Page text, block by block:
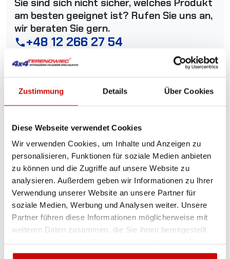
Zustimmung Details Über Cookies
Diese Webseite verwendet Cookies
Wir verwenden Cookies, um Inhalte und Anzeigen zu
personalisieren, Funktionen für soziale Medien anbieten
zu können und die Zugriffe auf unsere Website zu
analysieren. Außerdem geben wir Informationen zu Ihrer
Verwendung unserer Website an unsere Partner für
soziale Medien, Werbung und Analysen weiter. Unsere
Partner führen diese Informationen möglicherweise mit
weiteren Daten zusammen, die Sie ihnen bereitgestellt
gesammelt haben.
Sie sind sich nicht sicher, welches Produkt
am besten geeignet ist? Rufen Sie uns an,
wir beraten Sie gern.
phone+48 12 266 27 54
Datenschutzrichtlinie
Snorkel für Nissan Navara
D22 3,0 DDT, 2,5 DDTI